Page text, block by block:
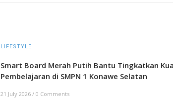
LIFESTYLE
Smart Board Merah Putih Bantu Tingkatkan
Pembelajaran di SMPN 1 Konawe Selatan
21 July 2026 / 0 Comments